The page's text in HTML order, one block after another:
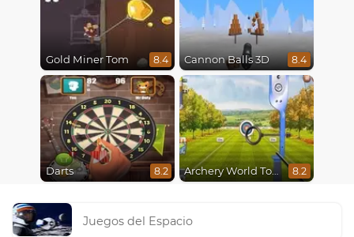
Gold Miner Tom 8.4 Cannon Balls 3D 8.4
Darts 8.2 Archery World Tour 8.2
Juegos del Espacio